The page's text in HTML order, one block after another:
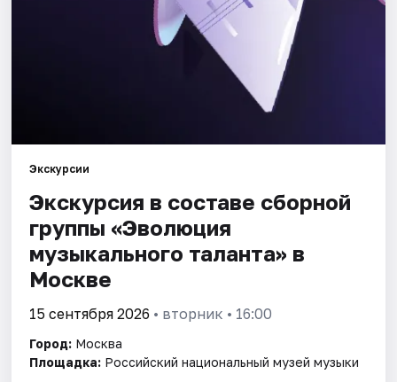
Экскурсии
Экскурсия в составе сборной
группы «Эволюция
музыкального талантa» в
Москве
15 сентября 2026 • вторник • 16:00
Город: Москва
Площадка: Российский национальный музей музыки